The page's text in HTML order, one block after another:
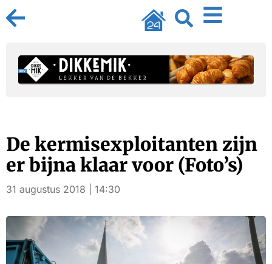
De kermisexploitanten zijn
er bijna klaar voor (Foto’s)
31 augustus 2018 | 14:30